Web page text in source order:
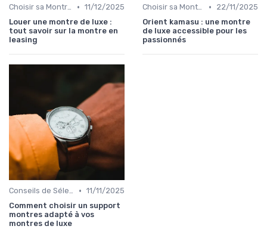
Choisir sa Montre de Luxe • 11/12/2025
Louer une montre de luxe :
tout savoir sur la montre en
leasing
Choisir sa Montre de Luxe •
22/11/2025
Orient kamasu : une montre
de luxe accessible pour les
passionnés
Conseils de Sélection par Style • 11/11/2025
Comment choisir un support
montres adapté à vos
montres de luxe